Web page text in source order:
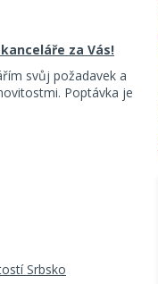
za Vás!
svůj požadavek a
Poptávka je
Srbsko